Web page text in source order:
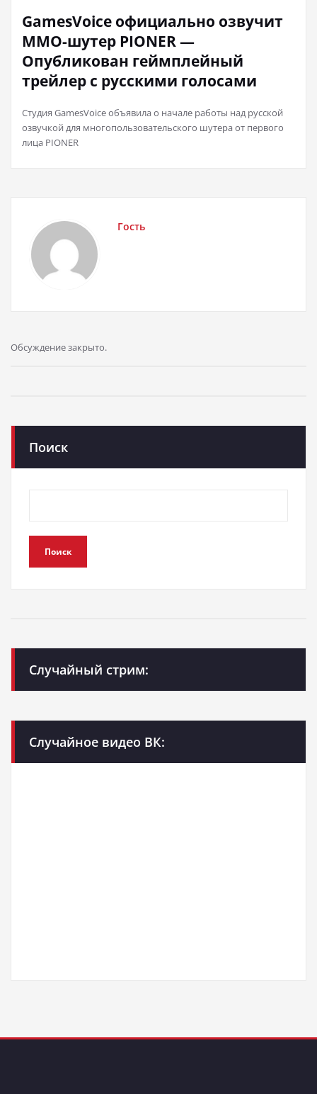
GamesVoice официально озвучит
MMO-шутер PIONER —
Опубликован геймплейный
трейлер с русскими голосами
Студия GamesVoice объявила о начале работы над русской
озвучкой для многопользовательского шутера от первого
лица PIONER
Гость
Обсуждение закрыто.
Поиск
Поиск
Случайный стрим:
Случайное видео ВК: